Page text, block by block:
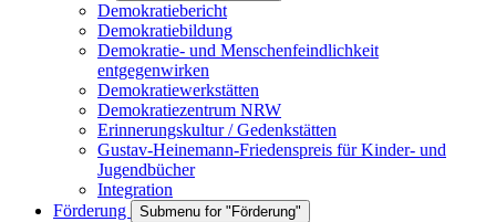
Demokratiebericht
Demokratiebildung
Demokratie- und Menschenfeindlichkeit
entgegenwirken
Demokratiewerkstätten
Demokratiezentrum NRW
Erinnerungskultur / Gedenkstätten
Gustav-Heinemann-Friedenspreis für Kinder- und
Jugendbücher
Integration
Förderung
Submenu for "Förderung"